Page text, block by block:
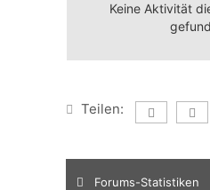
Keine Aktivität
Teilen:
Forums-Statistiken